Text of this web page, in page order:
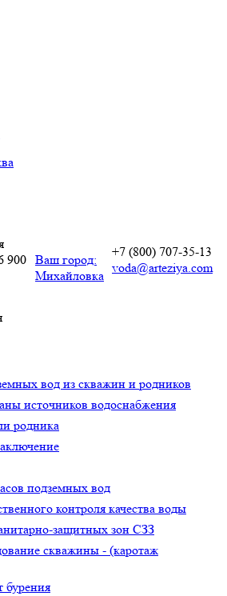
900 Ваш город:
Михайловка
+7 (800) 707-35-13
voda@arteziya.com
вод из скважин и родников
источников водоснабжения
родника
подземных вод
контроля качества воды
защитных зон СЗЗ
скважины - (каротаж
бурения